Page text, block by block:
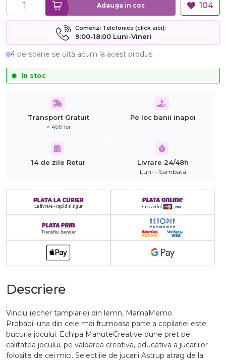
Adauga in cos 104
Comenzi Telefonice (click aici):
9:00-18:00 Luni-Vineri
4 persoane se uită acum la acest produs.
In stoc
Transport Gratuit
> 499 lei
Pe loc banii inapoi
14 de zile Retur Livrare 24/48h
Luni – Sambata
Descriere
Vinclu (echer tamplarie) din lemn, MamaMemo.
Probabil una din cele mai frumoasa parte a copilariei este
bucuria jocului. Echipa ManuteCreative pune pret pe
calitatea jocului, pe valoarea creativa, educativa a jucariilor
folosite de cei mici. Selectiile de jucarii Astrup atrag de la